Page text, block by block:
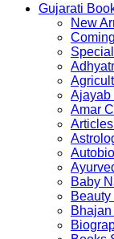
Gujarati
New
Amar
Baby